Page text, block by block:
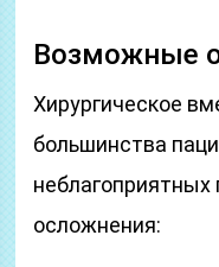
Возможные
Хирургическое
большинства
осложнения: